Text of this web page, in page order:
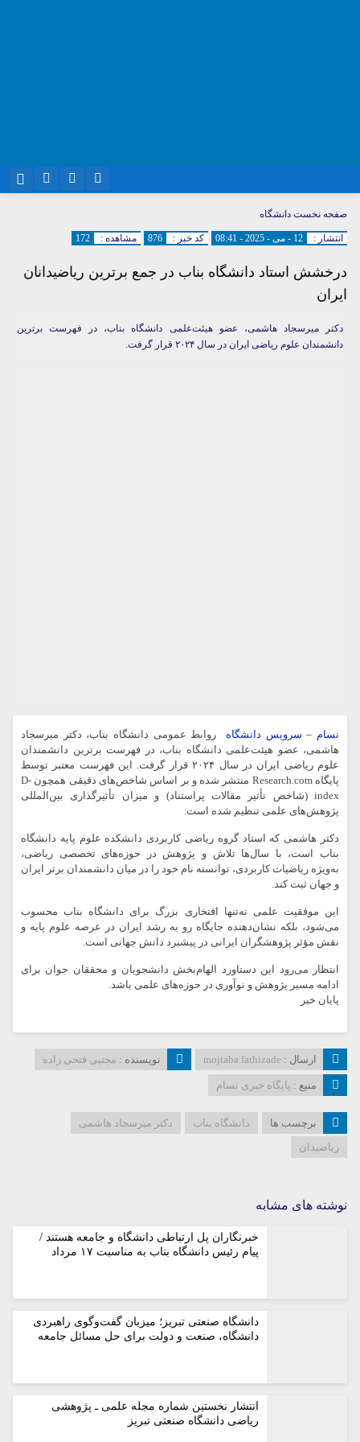
اینستاگرام
سروش ایتا
آپارات واتساپ
نام کاربری یا نشانی ایمیل
رمز عبور
مرا به خاطر بسپار
صفحه نخست دانشگاه
انتشار : 12 - می - 2025 - 08:41 کد خبر : 876 مشاهده : 172
درخشش استاد دانشگاه بناب در جمع برترین ریاضیدانان
ایران
دکتر میرسجاد هاشمی، عضو هیئت‌علمی دانشگاه بناب، در فهرست برترین
دانشمندان علوم ریاضی ایران در سال ۲۰۲۴ قرار گرفت.
نسام – سرویس دانشگاه روابط عمومی دانشگاه بناب، دکتر میرسجاد
هاشمی، عضو هیئت‌علمی دانشگاه بناب، در فهرست برترین دانشمندان
علوم ریاضی ایران در سال ۲۰۲۴قرار گرفت. این فهرست معتبر توسط
پایگاهResearch.com منتشر شده و بر اساس شاخص‌های دقیقی همچون D-
index (شاخص تأثیر مقالات پراستناد) و میزان تأثیرگذاری بین‌المللی
پژوهش‌های علمی تنظیم شده است.
دکتر هاشمی که استاد گروه ریاضی کاربردی دانشکده علوم پایه دانشگاه
بناب است، با سال‌ها تلاش و پژوهش در حوزه‌های تخصصی ریاضی،
به‌ویژه ریاضیات کاربردی، توانسته نام خود را در میان دانشمندان برتر ایران
و جهان ثبت کند.
این موفقیت علمی نه‌تنها افتخاری بزرگ برای دانشگاه بنابمحسوب
می‌شود، بلکه نشان‌دهنده جایگاه رو به رشد ایران در عرصه علوم پایه و
نقش مؤثر پژوهشگران ایرانی در پیشبرد دانش جهانی است.
انتظار می‌رود این دستاورد الهام‌بخش دانشجویان و محققان جوان برای
ادامه مسیر پژوهش و نوآوری در حوزه‌های علمی باشد.
پایان خبر
ارسال : mojtaba fathizade نویسنده : مجتبی فتحی زاده
منبع : پایگاه خبری نسام
برچسب ها دانشگاه بناب
دکتر میرسجاد هاشمی
ریاضیدان
نوشته های مشابه
خبرنگاران پل ارتباطی دانشگاه و جامعه هستند /
پیام رئیس دانشگاه بناب به مناسبت ۱۷ مرداد
دانشگاه صنعتی تبریز؛ میزبان گفت‌وگوی راهبردی
دانشگاه، صنعت و دولت برای حل مسائل جامعه
انتشار نخستین شماره مجله علمی ـ پژوهشی
ریاضی دانشگاه صنعتی تبریز